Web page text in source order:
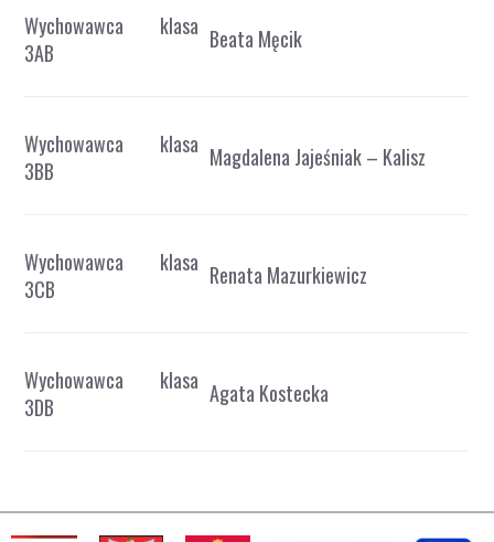
Wychowawca klasa
3AB
Beata Męcik
Wychowawca klasa
3BB
Magdalena Jajeśniak – Kalisz
Wychowawca klasa
3CB
Renata Mazurkiewicz
Wychowawca klasa
3DB
Agata Kostecka